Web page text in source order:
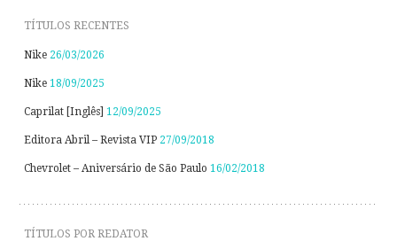
TÍTULOS RECENTES
Nike 26/03/2026
Nike 18/09/2025
Caprilat [Inglês] 12/09/2025
Editora Abril – Revista VIP 27/09/2018
Chevrolet – Aniversário de São Paulo 16/02/2018
TÍTULOS POR REDATOR